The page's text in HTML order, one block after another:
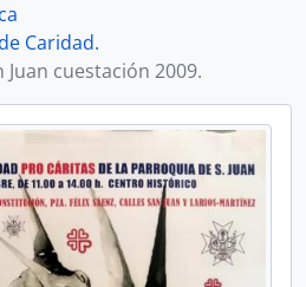
Caridad.
Juan cuestación 2009.